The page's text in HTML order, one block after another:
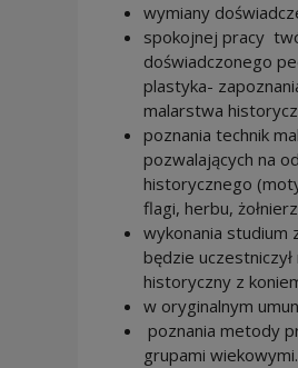
wymiany
spokojnej pracy
doświadczonego
plastyka-
malarstwa
poznania technik
pozwalających na
historycznego
flagi, herbu,
wykonania studium
będzie
historyczny z
w oryginalnym
poznania metody
grupami wiekowymi.